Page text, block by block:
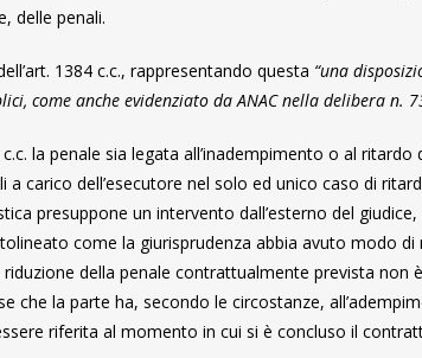
delle penali.
1384 c.c., rappresentando questa “una
come anche evidenziato da ANAC nella delibera n.
la penale sia legata all’inadempimento o al ritardo
carico dell’esecutore nel solo ed unico caso di
presuppone un intervento dall’esterno del
come la giurisprudenza abbia avuto modo di
della penale contrattualmente prevista non
che la parte ha, secondo le circostanze,
riferita al momento in cui si è concluso il